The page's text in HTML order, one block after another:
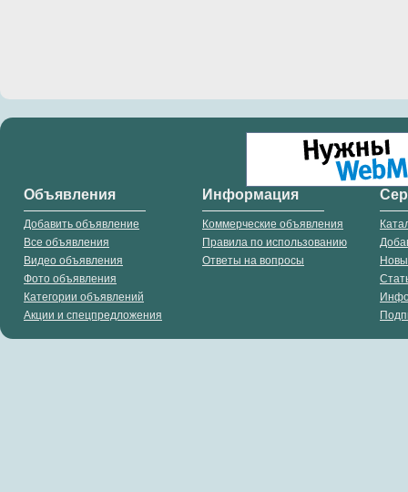
Объявления
Добавить объявление
Все объявления
Видео объявления
Фото объявления
Категории объявлений
Акции и спецпредложения
Информация
Коммерческие объявления
Правила по использованию
Ответы на вопросы